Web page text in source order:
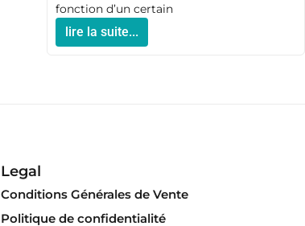
fonction d’un certain
lire la suite...
Legal
Conditions Générales de Vente
Politique de confidentialité